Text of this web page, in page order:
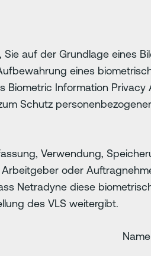
auf der Grundlage eines
eines
Information Privacy
Schutz
Verwendung,
oder
Netradyne diese
des VLS weitergibt.
Name